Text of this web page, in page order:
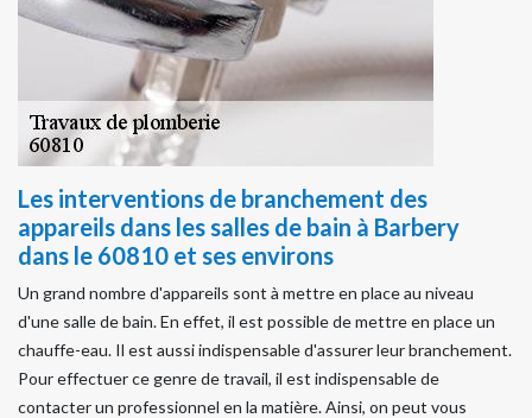
Les interventions de branchement des
appareils dans les salles de bain à Barbery
dans le 60810 et ses environs
Un grand nombre d'appareils sont à mettre en place au niveau
d'une salle de bain. En effet, il est possible de mettre en place un
chauffe-eau. Il est aussi indispensable d'assurer leur branchement.
Pour effectuer ce genre de travail, il est indispensable de
contacter un professionnel en la matière. Ainsi, on peut vous